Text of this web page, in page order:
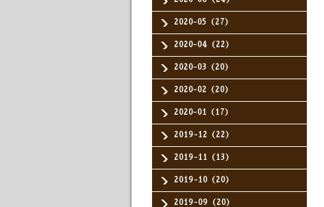
2020-05（27）
2020-04（22）
2020-03（20）
2020-02（20）
2020-01（17）
2019-12（22）
2019-11（13）
2019-10（20）
2019-09（20）